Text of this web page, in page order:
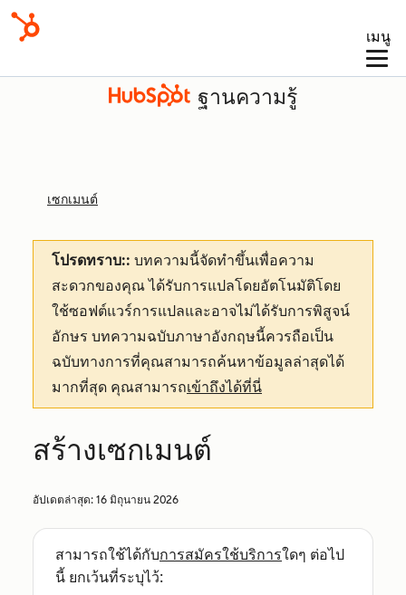
เมนู
ฐานความรู้
เซกเมนต์
โปรดทราบ:: บทความนี้จัดทำขึ้นเพื่อความ
สะดวกของคุณได้รับการแปลโดยอัตโนมัติโดย
ใช้ซอฟต์แวร์การแปลและอาจไม่ได้รับการพิสูจน์
อักษร บทความฉบับภาษาอังกฤษนี้ควรถือเป็น
ฉบับทางการที่คุณสามารถค้นหาข้อมูลล่าสุดได้
มากที่สุด คุณสามารถเข้าถึงได้ที่นี่
สร้างเซกเมนต์
อัปเดตล่าสุด: 16 มิถุนายน 2026
สามารถใช้ได้กับการสมัครใช้บริการใดๆ ต่อไป
นี้ ยกเว้นที่ระบุไว้: